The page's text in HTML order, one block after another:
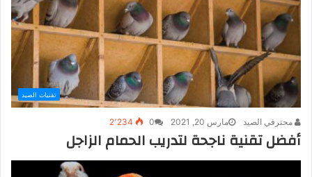
تقنيات الصيد
محترفي الصيد مارس 20, 2021 0 2٬234
أفضل تقنية ناجحة لتدريب الحمام الزاجل